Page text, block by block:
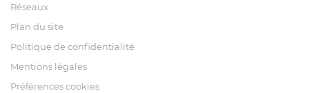
Réseaux
Plan du site
Politique de confidentialité
Mentions légales
Préférences cookies